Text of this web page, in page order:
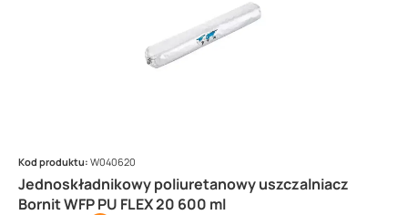
Jednoskładnikowy poliuretanowy uszczalniacz
Bornit WFP PU FLEX 20 600 ml
Kod produktu: W040620